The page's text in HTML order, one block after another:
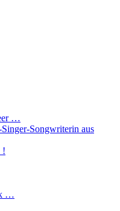
…
Songwriterin aus
!
…